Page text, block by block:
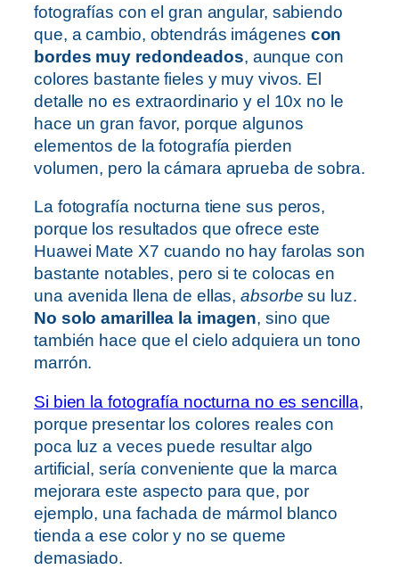
fotografías con el gran angular, sabiendo
que, a cambio, obtendrás imágenes con
bordes muy redondeados, aunque con
colores bastante fieles y muy vivos. El
detalle no es extraordinario y el 10x no le
hace un gran favor, porque algunos
elementos de la fotografía pierden
volumen, pero la cámara aprueba de sobra.
La fotografía nocturna tiene sus peros,
porque los resultados que ofrece este
Huawei Mate X7 cuando no hay farolas son
bastante notables, pero si te colocas en
una avenida llena de ellas,absorbe su luz.
No solo amarillea la imagen, sino que
también hace que el cielo adquiera un tono
marrón.
Si bien la fotografía nocturna no es sencilla,
porque presentar los colores reales con
poca luz a veces puede resultar algo
artificial, sería conveniente que la marca
mejorara este aspecto para que, por
ejemplo, una fachada de mármol blanco
tienda a ese color y no se queme
demasiado.